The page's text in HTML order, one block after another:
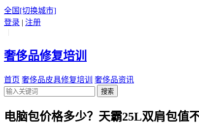
全国 [切换城市]
登录 | 注册
|
奢侈品修复培训
首页 奢侈品皮具修复培训 奢侈品资讯
搜索
电脑包价格多少？天霸25L双肩包值